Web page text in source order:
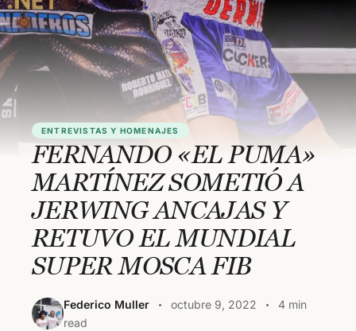
ENTREVISTAS Y HOMENAJES
FERNANDO «EL PUMA»
MARTÍNEZ SOMETIÓ A
JERWING ANCAJAS Y
RETUVO EL MUNDIAL
SUPER MOSCA FIB
Federico Muller octubre 9, 2022
4 min
read